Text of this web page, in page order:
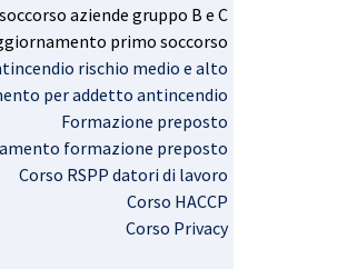
soccorso aziende gruppo B e C
primo soccorso
rischio medio e alto
per addetto antincendio
Formazione preposto
formazione preposto
Corso RSPP datori di lavoro
Corso HACCP
Corso Privacy